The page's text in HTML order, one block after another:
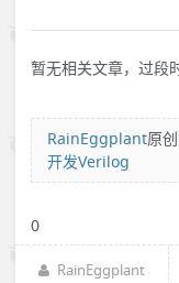
暂无相关文章，过段
RainEggplant原
开发Verilog
0
RainEggplant